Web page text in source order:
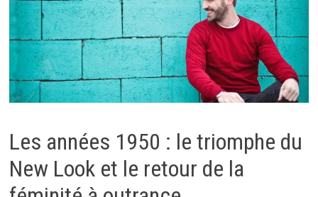
Les années 1950 : le triomphe du
New Look et le retour de la